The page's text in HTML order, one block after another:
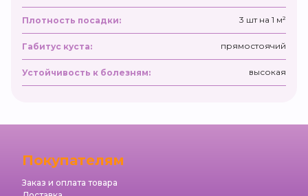
Плотность посадки: 3 шт на 1 м²
Габитус куста: прямостоячий
Устойчивость к болезням: высокая
Покупателям
Заказ и оплата товара